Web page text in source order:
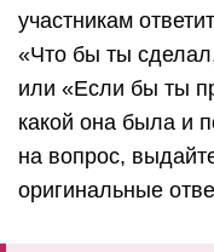
участникам
«Что бы ты
или «Если бы ты
какой она была и
на вопрос,
оригинальные